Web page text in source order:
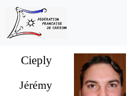
Cieply
Jérémy